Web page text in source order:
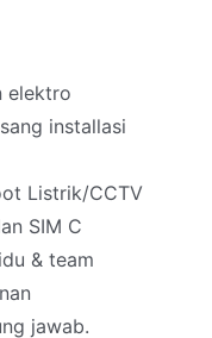
elektro
installasi
Listrik/CCTV
SIM C
& team
jawab.